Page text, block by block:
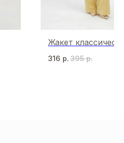
Жакет
316 р. 395 р.